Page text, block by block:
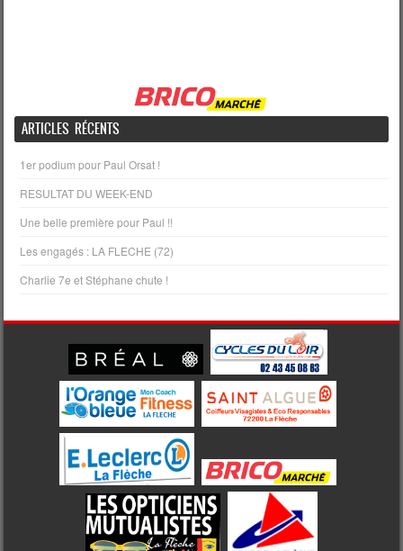
ARTICLES RÉCENTS
1er podium pour Paul Orsat !
RESULTAT DU WEEK-END
Une belle première pour Paul !!
Les engagés : LA FLECHE (72)
Charlie 7e et Stéphane chute !